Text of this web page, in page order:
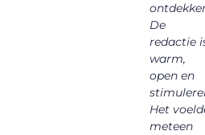
De
redactie
warm,
open en
Het
meteen